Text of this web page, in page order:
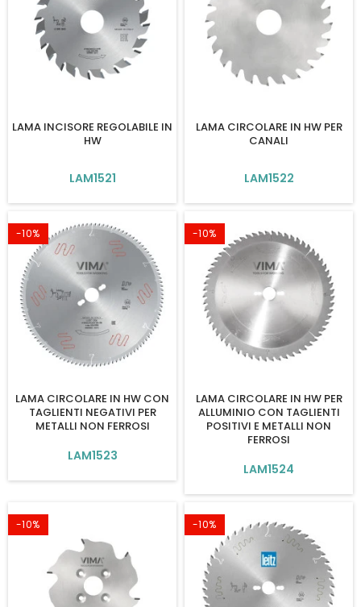
LAMA INCISORE REGOLABILE IN
HW
LAM1521
LAMA CIRCOLARE IN HW PER
CANALI
LAM1522
-10%
LAMA CIRCOLARE IN HW CON
TAGLIENTI NEGATIVI PER
METALLI NON FERROSI
LAM1523
-10%
LAMA CIRCOLARE IN HW PER
ALLUMINIO CON TAGLIENTI
POSITIVI E METALLI NON
FERROSI
LAM1524
-10% -10%